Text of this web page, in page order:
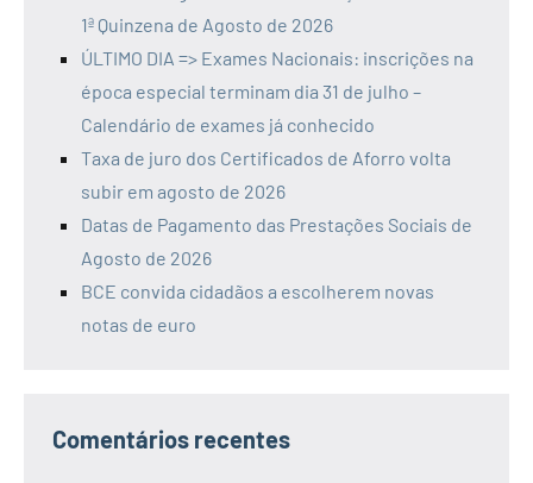
1ª Quinzena de Agosto de 2026
ÚLTIMO DIA => Exames Nacionais: inscrições na
época especial terminam dia 31 de julho –
Calendário de exames já conhecido
Taxa de juro dos Certificados de Aforro volta
subir em agosto de 2026
Datas de Pagamento das Prestações Sociais de
Agosto de 2026
BCE convida cidadãos a escolherem novas
notas de euro
Comentários recentes